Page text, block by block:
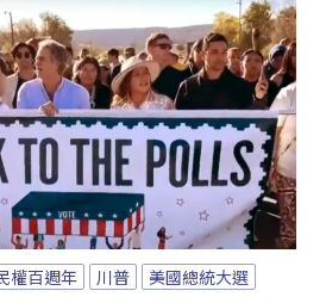
權百週年 川普 美國總統大選